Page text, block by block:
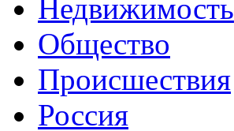
Недвижимость
Общество
Происшествия
Россия